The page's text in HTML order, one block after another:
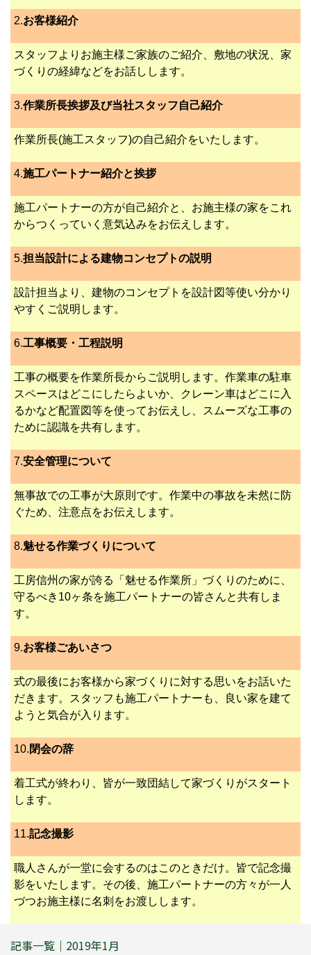
2.お客様紹介
スタッフよりお施主様ご家族のご紹介、敷地の状況、家
づくりの経緯などをお話しします。
3.作業所長挨拶及び当社スタッフ自己紹介
作業所長(施工スタッフ)の自己紹介をいたします。
4.施工パートナー紹介と挨拶
施工パートナーの方が自己紹介と、お施主様の家をこれ
からつくっていく意気込みをお伝えします。
5.担当設計による建物コンセプトの説明
設計担当より、建物のコンセプトを設計図等使い分かり
やすくご説明します。
6.工事概要・工程説明
工事の概要を作業所長からご説明します。作業車の駐車
スペースはどこにしたらよいか、クレーン車はどこに入
るかなど配置図等を使ってお伝えし、スムーズな工事の
ために認識を共有します。
7.安全管理について
無事故での工事が大原則です。作業中の事故を未然に防
ぐため、注意点をお伝えします。
8.魅せる作業づくりについて
工房信州の家が誇る「魅せる作業所」づくりのために、
守るべき10ヶ条を施工パートナーの皆さんと共有しま
す。
9.お客様ごあいさつ
式の最後にお客様から家づくりに対する思いをお話いた
だきます。スタッフも施工パートナーも、良い家を建て
ようと気合が入ります。
10.閉会の辞
着工式が終わり、皆が一致団結して家づくりがスタート
します。
11.記念撮影
職人さんが一堂に会するのはこのときだけ。皆で記念撮
影をいたします。その後、施工パートナーの方々が一人
づつお施主様に名刺をお渡しします。
記事一覧｜2019年1月